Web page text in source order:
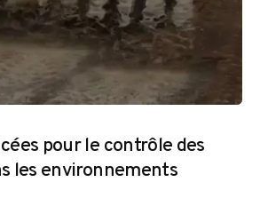
pour le contrôle des
les environnements